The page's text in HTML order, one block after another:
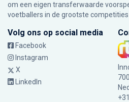
om een eigen transferwaarde
voetballers in de grootste competities
Volg ons op social media
Facebook
Instagram
X
LinkedIn